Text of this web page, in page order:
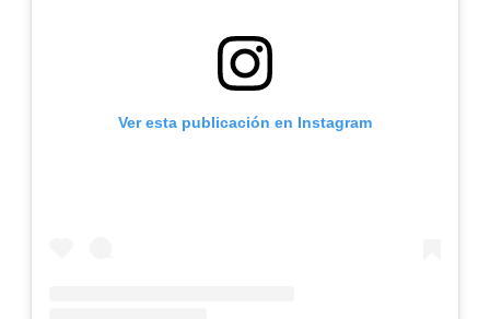
Ver esta publicación en Instagram